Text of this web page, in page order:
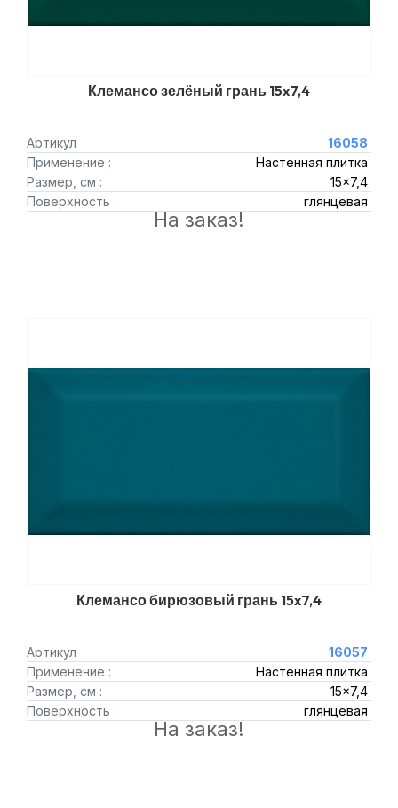
Клемансо зелёный грань 15x7,4
Артикул
16058
Применение :
Настенная плитка
Размер, см :
15x7,4
Поверхность :
глянцевая
На заказ!
Клемансо бирюзовый грань 15x7,4
Артикул
16057
Применение :
Настенная плитка
Размер, см :
15x7,4
Поверхность :
глянцевая
На заказ!